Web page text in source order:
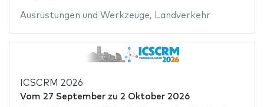
Ausrüstungen und Werkzeuge, Landverkehr
ICSCRM 2026
Vom 27 Septemberzu 2 Oktober 2026